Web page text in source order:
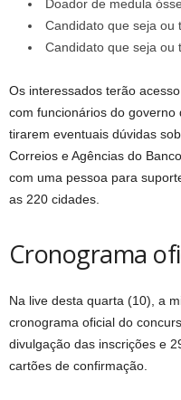
Doador de medula
Candidato que seja ou
Candidato que seja ou
Os interessados terão
com funcionários do
tirarem eventuais dúvidas
Correios e Agências do
com uma pessoa para
as 220 cidades.
Cronograma
Na live desta quarta (10), a
cronograma oficial do
divulgação das inscrições e
cartões de confirmação.